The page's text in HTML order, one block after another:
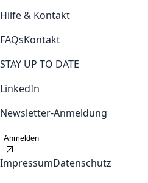
Hilfe & Kontakt
FAQsKontakt
STAY UP TO DATE
LinkedIn
Newsletter-Anmeldung
Anmelden
ImpressumDatenschutz